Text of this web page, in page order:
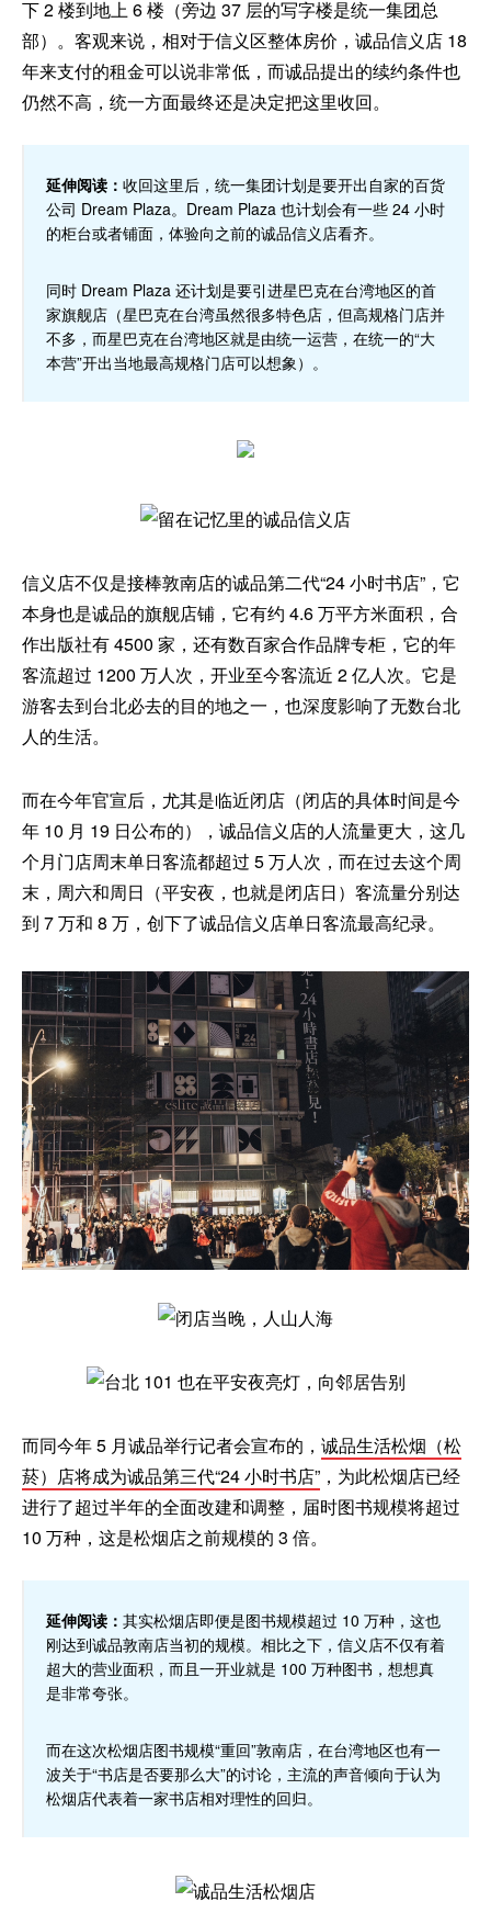
下 2 楼到地上 6 楼（旁边 37 层的写字楼是统一集团总
部）。客观来说，相对于信义区整体房价，诚品信义店 18
年来支付的租金可以说非常低，而诚品提出的续约条件也
仍然不高，统一方面最终还是决定把这里收回。
延伸阅读： 收回这里后，统一集团计划是要开出自家的百货
公司 Dream Plaza。Dream Plaza 也计划会有一些 24 小时
的柜台或者铺面，体验向之前的诚品信义店看齐。
同时 Dream Plaza 还计划是要引进星巴克在台湾地区的首
家旗舰店（星巴克在台湾虽然很多特色店，但高规格门店并
不多，而星巴克在台湾地区就是由统一运营，在统一的“大
本营”开出当地最高规格门店可以想象）。
信义店不仅是接棒敦南店的诚品第二代“24 小时书店”，它
本身也是诚品的旗舰店铺，它有约 4.6 万平方米面积，合
作出版社有 4500 家，还有数百家合作品牌专柜，它的年
客流超过 1200 万人次，开业至今客流近 2 亿人次。它是
游客去到台北必去的目的地之一，也深度影响了无数台北
人的生活。
而在今年官宣后，尤其是临近闭店（闭店的具体时间是今
年 10 月 19 日公布的），诚品信义店的人流量更大，这几
个月门店周末单日客流都超过 5 万人次，而在过去这个周
末，周六和周日（平安夜，也就是闭店日）客流量分别达
到 7 万和 8 万，创下了诚品信义店单日客流最高纪录。
而同今年 5 月诚品举行记者会宣布的， 诚品生活松烟（松
菸）店将成为诚品第三代“24 小时书店” ，为此松烟店已经
进行了超过半年的全面改建和调整，届时图书规模将超过
10 万种，这是松烟店之前规模的 3 倍。
延伸阅读： 其实松烟店即便是图书规模超过 10 万种，这也
刚达到诚品敦南店当初的规模。相比之下，信义店不仅有着
超大的营业面积，而且一开业就是 100 万种图书，想想真
是非常夸张。
而在这次松烟店图书规模“重回”敦南店，在台湾地区也有一
波关于“书店是否要那么大”的讨论，主流的声音倾向于认为
松烟店代表着一家书店相对理性的回归。